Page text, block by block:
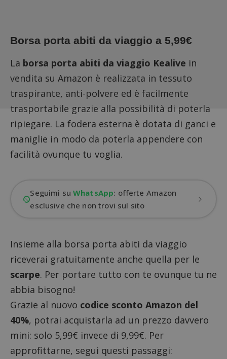
Borsa porta abiti da viaggio a 5,99€
La borsa porta abiti da viaggio Kealive in
vendita su Amazon è realizzata in tessuto
traspirante, anti-polvere ed è facilmente
trasportabile grazie alla possibilità di poterla
ripiegare. La fodera esterna è dotata di ganci e
maniglie in modo da poterla appendere con
facilità ovunque tu voglia.
Seguimi suWhatsApp: offerte Amazon
esclusive che non trovi sul sito
Insieme alla borsa porta abiti da viaggio
riceverai gratuitamente anche quella per le
scarpe. Per portare tutto con te ovunque tu ne
abbia bisogno!
Grazie al nuovo codice sconto Amazon del
40%, potrai acquistarla ad un prezzo davvero
mini: solo 5,99€ invece di 9,99€. Per
approfittarne, segui questi passaggi: